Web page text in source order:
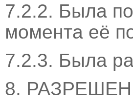
7.2.2. Была
момента её
7.2.3. Была
8.